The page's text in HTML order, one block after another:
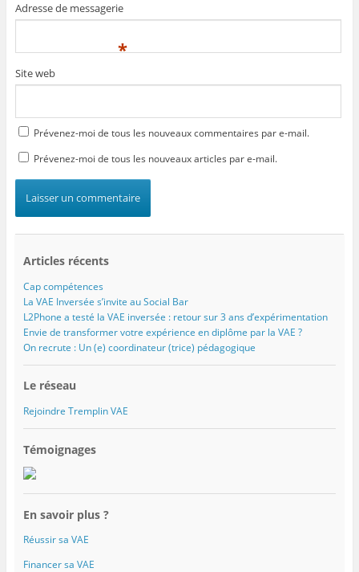
Adresse de messagerie
*
Site web
Prévenez-moi de tous les nouveaux commentaires par e-mail.
Prévenez-moi de tous les nouveaux articles par e-mail.
Articles récents
Cap compétences
La VAE Inversée s’invite au Social Bar
L2Phone a testé la VAE inversée : retour sur 3 ans d’expérimentation
Envie de transformer votre expérience en diplôme par la VAE ?
On recrute : Un (e) coordinateur (trice) pédagogique
Le réseau
Rejoindre Tremplin VAE
Témoignages
En savoir plus ?
Réussir sa VAE
Financer sa VAE